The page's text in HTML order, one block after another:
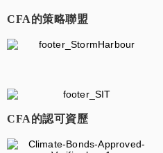
CFA的策略聯盟
CFA的認可資歷